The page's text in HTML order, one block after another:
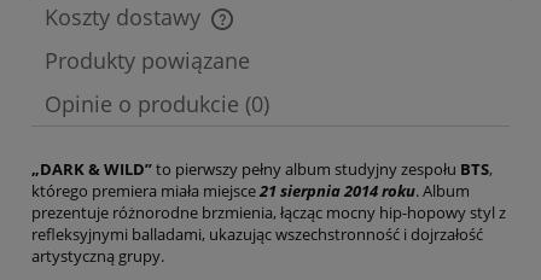
Koszty dostawy
Cena nie zawiera ewentualnych kosztów płatności
Produkty powiązane
Opinie o produkcie (0)
„DARK & WILD”to pierwszy pełny album studyjny zespołu BTS,
którego premiera miała miejsce21 sierpnia 2014 roku. Album
prezentuje różnorodne brzmienia, łącząc mocny hip-hopowy styl z
refleksyjnymi balladami, ukazując wszechstronność i dojrzałość
artystyczną grupy.